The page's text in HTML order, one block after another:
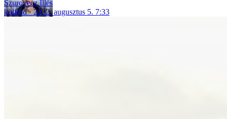
Szurovecz Illés
külföld
2022. augusztus 5. 7:33